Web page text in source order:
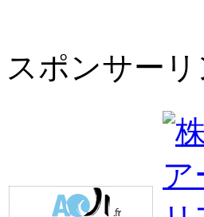
スポンサーリ